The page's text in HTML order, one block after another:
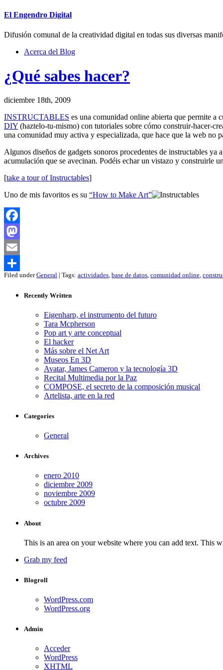
El Engendro Digital
Difusión comunal de la creatividad digital en todas sus diversas
Acerca del Blog
¿Qué sabes hacer?
diciembre 18th, 2009
INSTRUCTABLES es una comunidad online abierta que permite a
DIY (haztelo-tu-mismo) con tutoriales sobre cómo construir-hacer-
una comunidad muy activa y especializada, que hace que la web no
Algunos diseños de gadgets sonoros procedentes de instructables ya
acumulación que se avecinan. Podéis echar un vistazo y construirle
[take a tour of Instructables]
Uno de mis favoritos es su “How to Make Art”
Facebook
Mastodon
Email
Compartir
Filed underGeneral | Tags: actividades, base de datos, comunidad online,
Recently Written
Eigenharp, el instrumento del futuro
Tara Mcpherson
Pop art y arte conceptual
El hacker
Más sobre el Net Art
Museos En 3D
Avatar, James Cameron y la tecnología 3D
Recital Multimedia por la Paz
COMPOSE, el secreto de la composición musical
Artelista, arte en la red
Categories
General
Archives
enero 2010
diciembre 2009
noviembre 2009
octubre 2009
About
This is an area on your website where you can add text. This
Grab my feed
Blogroll
WordPress.com
WordPress.org
Admin
Acceder
WordPress
XHTML